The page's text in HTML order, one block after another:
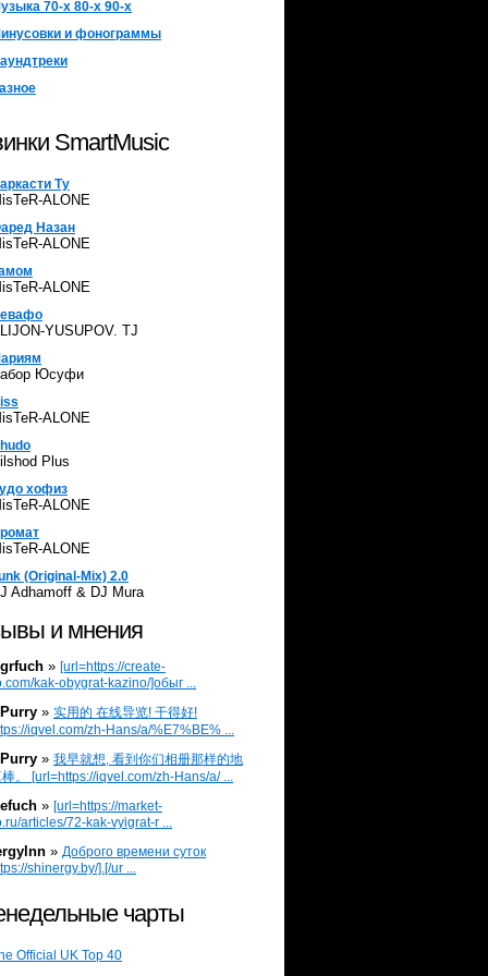
70-х 80-х 90-х
и фонограммы
SmartMusic
Ту
ALONE
Назан
ALONE
ALONE
YUSUPOV. TJ
Юсуфи
ALONE
Plus
хофиз
ALONE
ALONE
(Original-Mix) 2.0
Adhamoff & DJ Mura
и мнения
» [url=https://create-
kak-obygrat-kazino/]обыг ...
» 实用的 在线导览! 干得好!
iqvel.com/zh-Hans/a/%E7%BE% ...
» 我早就想, 看到你们相册那样的地
。 [url=https://iqvel.com/zh-Hans/a/ ...
» [url=https://market-
articles/72-kak-vyigrat-r ...
» Доброго времени суток
shinergy.by/].[/ur ...
чарты
Official UK Top 40